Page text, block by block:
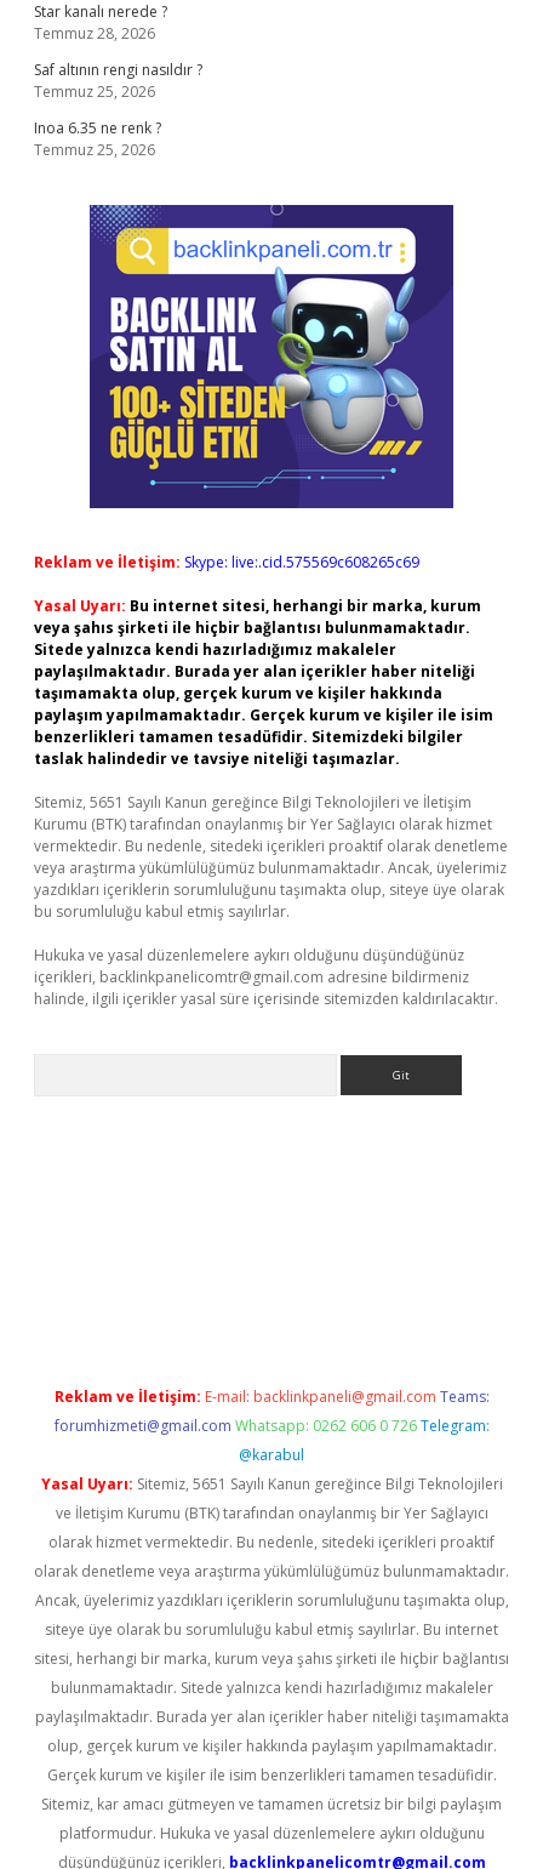
Star kanalı nerede ?
Temmuz 28, 2026
Saf altının rengi nasıldır ?
Temmuz 25, 2026
Inoa 6.35 ne renk ?
Temmuz 25, 2026
Reklam ve İletişim: Skype: live:.cid.575569c608265c69
Yasal Uyarı: Bu internet sitesi, herhangi bir marka, kurum
veya şahıs şirketi ile hiçbir bağlantısı bulunmamaktadır.
Sitede yalnızca kendi hazırladığımız makaleler
paylaşılmaktadır. Burada yer alan içerikler haber niteliği
taşımamakta olup, gerçek kurum ve kişiler hakkında
paylaşım yapılmamaktadır. Gerçek kurum ve kişiler ile isim
benzerlikleri tamamen tesadüfidir. Sitemizdeki bilgiler
taslak halindedir ve tavsiye niteliği taşımazlar.
Sitemiz, 5651 Sayılı Kanun gereğince Bilgi Teknolojileri ve İletişim
Kurumu (BTK) tarafından onaylanmış bir Yer Sağlayıcı olarak hizmet
vermektedir. Bu nedenle, sitedeki içerikleri proaktif olarak denetleme
veya araştırma yükümlülüğümüz bulunmamaktadır. Ancak, üyelerimiz
yazdıkları içeriklerin sorumluluğunu taşımakta olup, siteye üye olarak
bu sorumluluğu kabul etmiş sayılırlar.
Hukuka ve yasal düzenlemelere aykırı olduğunu düşündüğünüz
içerikleri, backlinkpanelicomtr@gmail.com adresine bildirmeniz
halinde, ilgili içerikler yasal süre içerisinde sitemizden kaldırılacaktır.
Reklam ve İletişim: E-mail: backlinkpaneli@gmail.com Teams:
forumhizmeti@gmail.com Whatsapp: 0262 606 0 726 Telegram:
@karabul
Yasal Uyarı: Sitemiz, 5651 Sayılı Kanun gereğince Bilgi Teknolojileri
ve İletişim Kurumu (BTK) tarafından onaylanmış bir Yer Sağlayıcı
olarak hizmet vermektedir. Bu nedenle, sitedeki içerikleri proaktif
olarak denetleme veya araştırma yükümlülüğümüz bulunmamaktadır.
Ancak, üyelerimiz yazdıkları içeriklerin sorumluluğunu taşımakta olup,
siteye üye olarak bu sorumluluğu kabul etmiş sayılırlar. Bu internet
sitesi, herhangi bir marka, kurum veya şahıs şirketi ile hiçbir bağlantısı
bulunmamaktadır. Sitede yalnızca kendi hazırladığımız makaleler
paylaşılmaktadır. Burada yer alan içerikler haber niteliği taşımamakta
olup, gerçek kurum ve kişiler hakkında paylaşım yapılmamaktadır.
Gerçek kurum ve kişiler ile isim benzerlikleri tamamen tesadüfidir.
Sitemiz, kar amacı gütmeyen ve tamamen ücretsiz bir bilgi paylaşım
platformudur. Hukuka ve yasal düzenlemelere aykırı olduğunu
düşündüğünüz içerikleri, backlinkpanelicomtr@gmail.com